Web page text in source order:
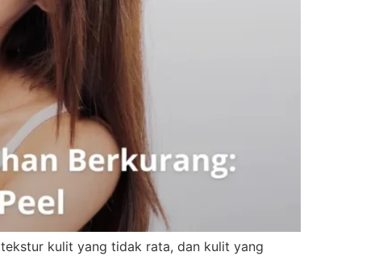
kulit yang tidak rata, dan kulit yang